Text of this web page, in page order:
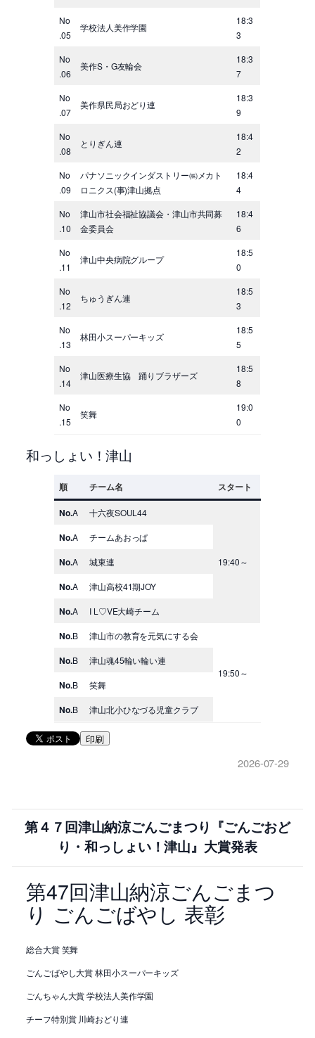
No
.05
学校法人美作学園
18:3
3
No
.06
美作S・G友輪会
18:3
7
No
.07
美作県民局おどり連
18:3
9
No
.08
とりぎん連
18:4
2
No
.09
パナソニックインダストリー㈱メカト
ロニクス(事)津山拠点
18:4
4
No
.10
津山市社会福祉協議会・津山市共同募
金委員会
18:4
6
No
.11
津山中央病院グループ
18:5
0
No
.12
ちゅうぎん連
18:5
3
No
.13
林田小スーパーキッズ
18:5
5
No
.14
津山医療生協 踊りブラザーズ
18:5
8
No
.15
笑舞
19:0
0
和っしょい！津山
順 チーム名 スタート
No.A 十六夜SOUL44
19:40～
No.A チームあおっぱ
No.A 城東連
No.A 津山高校41期JOY
No.A I L♡VE大崎チーム
No.B 津山市の教育を元気にする会
19:50～
No.B 津山魂45輪い輪い連
No.B 笑舞
No.B 津山北小ひなづる児童クラブ
印刷
2026-07-29
第４７回津山納涼ごんごまつり『ごんごおど
り・和っしょい！津山』大賞発表
第47回津山納涼ごんごまつ
り ごんごばやし 表彰
総合大賞 笑舞
ごんごばやし大賞 林田小スーパーキッズ
ごんちゃん大賞 学校法人美作学園
チーフ特別賞 川崎おどり連